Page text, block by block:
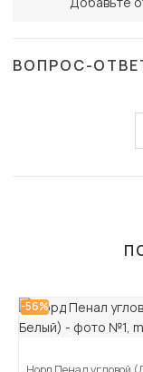
ВОПРОС-
-56%